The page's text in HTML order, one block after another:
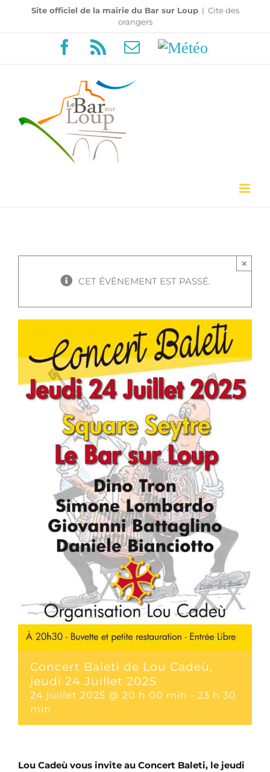
au
Site officiel de la mairie du Bar sur Loup | Cite des
orangers
Facebook
Rss EmailMétéo
CET ÉVÈNEMENT EST PASSÉ.
×
Concert Baleti de Lou Cadeù,
jeudi 24 Juillet 2025
24 juillet 2025 @ 20 h 00 min - 23 h 30
min
Lou Cadeù vous invite au Concert Baleti, le jeudi